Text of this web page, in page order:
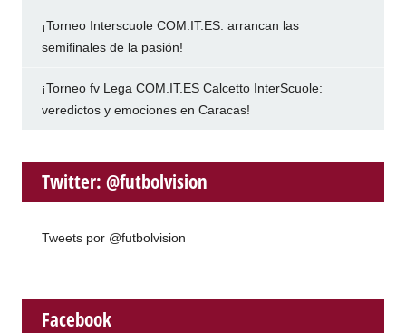
¡Torneo Interscuole COM.IT.ES: arrancan las
semifinales de la pasión!
¡Torneo fv Lega COM.IT.ES Calcetto InterScuole:
veredictos y emociones en Caracas!
Twitter: @futbolvision
Tweets por @futbolvision
Facebook